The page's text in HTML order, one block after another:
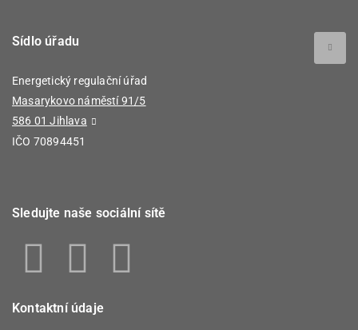
Sídlo úřadu
Energetický regulační úřad
Masarykovo náměstí 91/5
586 01 Jihlava
IČO 70894451
Sledujte naše sociální sítě
Kontaktní údaje